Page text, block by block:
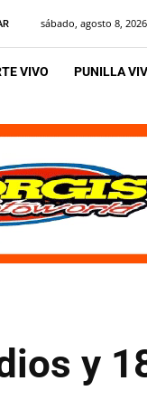
sábado, agosto 8, 2026
VIVO PUNILLA
y